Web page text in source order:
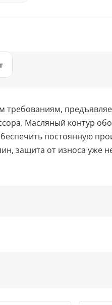
требованиям,
Масляный контур
постоянную
защита от износа уже